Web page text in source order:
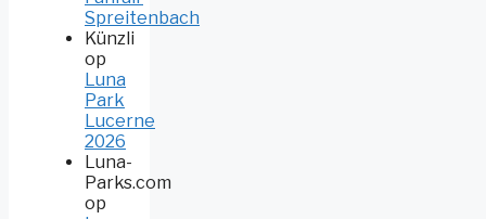
Spreitenbach
Künzli
op
Luna
Park
Lucerne
2026
Luna-
Parks.com
op